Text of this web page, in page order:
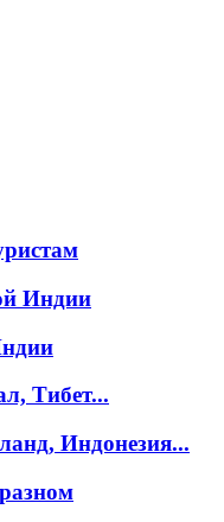
Индии
Тибет...
Индонезия...